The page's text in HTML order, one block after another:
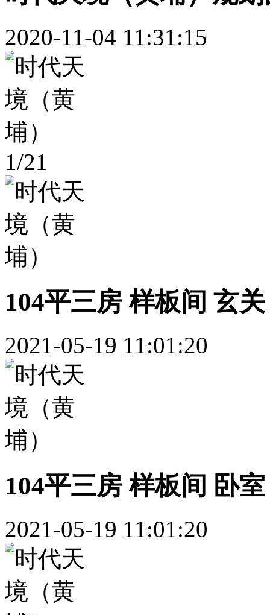
2020-11-04 11:31:15
1/21
104平三房 样板间 玄关
2021-05-19 11:01:20
104平三房 样板间 卧室
2021-05-19 11:01:20